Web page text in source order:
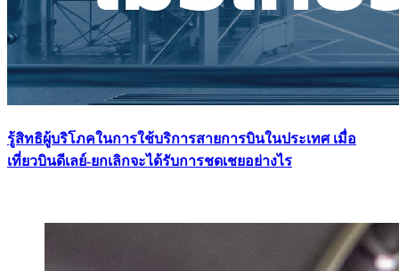
รู้สิทธิผู้บริโภคในการใช้บริการสายการบินในประเทศ เมื่อ
เที่ยวบินดีเลย์-ยกเลิกจะได้รับการชดเชยอย่างไร